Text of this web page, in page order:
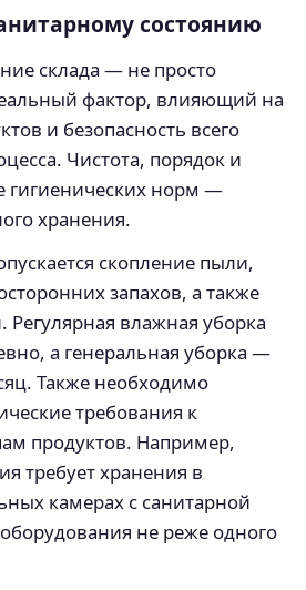
состоянию
склада — не просто
фактор, влияющий на
и безопасность всего
Чистота, порядок и
гигиенических норм —
хранения.
скопление пыли,
запахов, а также
Регулярная влажная уборка
а генеральная уборка —
Также необходимо
требования к
продуктов. Например,
требует хранения в
камерах с санитарной
не реже одного